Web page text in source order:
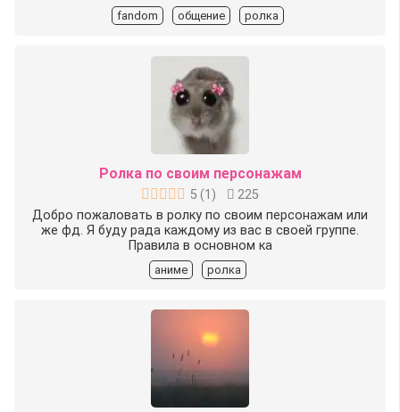
fandom общение ролка
Ролка по своим персонажам
5 (1 )
225
Добро пожаловать в ролку по своим персонажам или
же фд. Я буду рада каждому из вас в своей группе.
Правила в основном ка
аниме ролка